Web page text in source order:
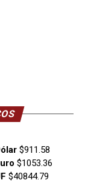
$911.58
$1053.36
$40844.79